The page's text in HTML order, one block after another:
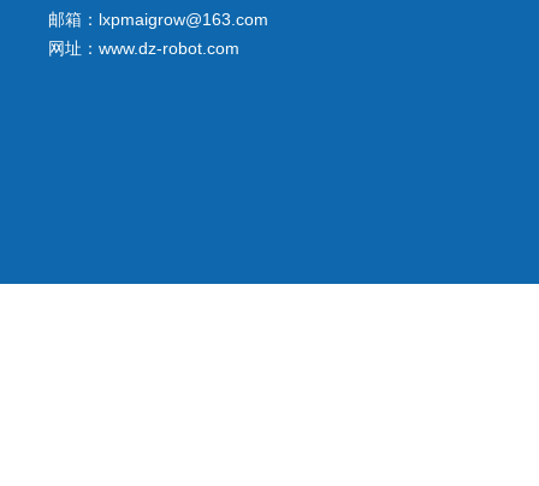
邮箱：lxpmaigrow@163.com
网址：www.dz-robot.com